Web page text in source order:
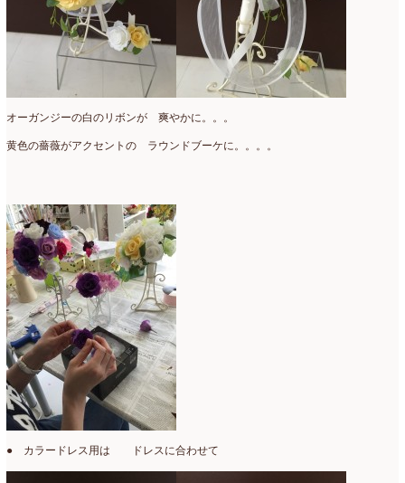
オーガンジーの白のリボンが 爽やかに。。。
黄色の薔薇がアクセントの ラウンドブーケに。。。。
● カラードレス用は ドレスに合わせて